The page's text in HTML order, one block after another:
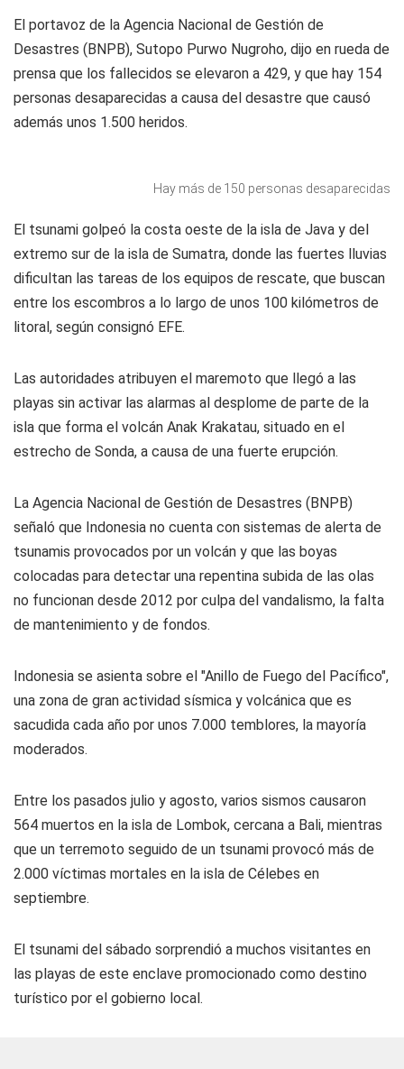
El portavoz de la Agencia Nacional de Gestión de
Desastres (BNPB), Sutopo Purwo Nugroho, dijo en rueda de
prensa que los fallecidos se elevaron a 429, y que hay 154
personas desaparecidas a causa del desastre que causó
además unos 1.500 heridos.
Hay más de 150 personas desaparecidas
El tsunami golpeó la costa oeste de la isla de Java y del
extremo sur de la isla de Sumatra, donde las fuertes lluvias
dificultan las tareas de los equipos de rescate, que buscan
entre los escombros a lo largo de unos 100 kilómetros de
litoral, según consignó EFE.
Las autoridades atribuyen el maremoto que llegó a las
playas sin activar las alarmas al desplome de parte de la
isla que forma el volcán Anak Krakatau, situado en el
estrecho de Sonda, a causa de una fuerte erupción.
La Agencia Nacional de Gestión de Desastres (BNPB)
señaló que Indonesia no cuenta con sistemas de alerta de
tsunamis provocados por un volcán y que las boyas
colocadas para detectar una repentina subida de las olas
no funcionan desde 2012 por culpa del vandalismo, la falta
de mantenimiento y de fondos.
Indonesia se asienta sobre el "Anillo de Fuego del Pacífico",
una zona de gran actividad sísmica y volcánica que es
sacudida cada año por unos 7.000 temblores, la mayoría
moderados.
Entre los pasados julio y agosto, varios sismos causaron
564 muertos en la isla de Lombok, cercana a Bali, mientras
que un terremoto seguido de un tsunami provocó más de
2.000 víctimas mortales en la isla de Célebes en
septiembre.
El tsunami del sábado sorprendió a muchos visitantes en
las playas de este enclave promocionado como destino
turístico por el gobierno local.